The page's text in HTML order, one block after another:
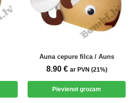
Auna cepure filca / Auns
8.90 € ar PVN (21%)
Pievienot grozam